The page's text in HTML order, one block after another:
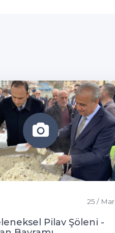
25 / Mar
Pilav Şöleni -